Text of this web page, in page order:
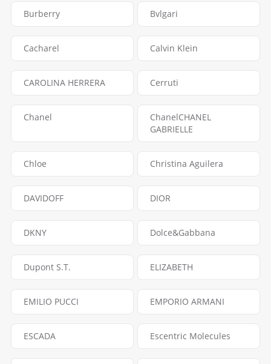
Burberry Bvlgari
Cacharel Calvin Klein
CAROLINA HERRERA Cerruti
Chanel
ChanelCHANEL
GABRIELLE
Chloe Christina Aguilera
DAVIDOFF DIOR
DKNY Dolce&Gabbana
Dupont S.T. ELIZABETH
EMILIO PUCCI EMPORIO ARMANI
ESCADA Escentric Molecules